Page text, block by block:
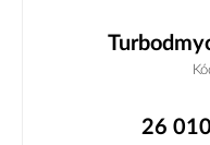
26 010